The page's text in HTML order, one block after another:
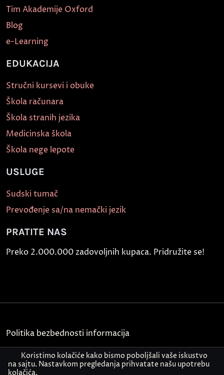
Tim Akademije Oxford
Blog
e-Learning
EDUKACIJA
Stručni kursevi i obuke
Škola računara
Škola stranih jezika
Medicinska škola
Škola nege lepote
USLUGE
Sudski tumač
Prevođenje sa/na nemački jezik
PRATITE NAS
Preko 2.000.000 zadovoljnih kupaca. Pridružite se!
Politika bezbednosti informacija
Kontakt
Koristimo kolačiće kako bismo poboljšali vaše iskustvo
na sajtu. Nastavkom pregledanja prihvatate našu upotrebu
kolačića.